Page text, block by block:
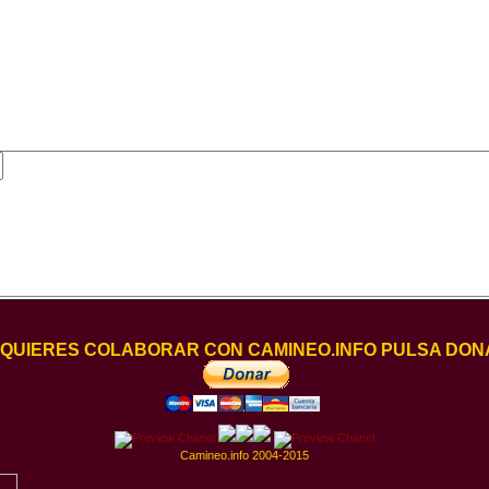
COLABORAR CON CAMINEO.INFO PULSA
Camineo.info 2004-2015